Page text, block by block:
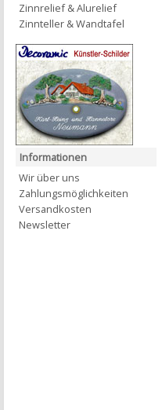
Zinnrelief & Alurelief
Zinnteller & Wandtafel
Informationen
Wir über uns
Zahlungsmöglichkeiten
Versandkosten
Newsletter